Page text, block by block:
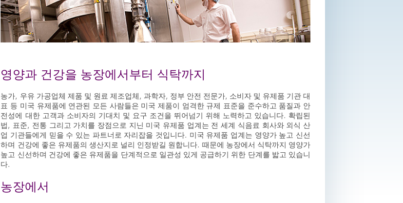
영양과 건강을 농장에서부터 식탁까지
농가, 우유 가공업체 제품 및 원료 제조업체, 과학자, 정부 안전 전문가, 소비자 및 유제품 기관 대
표 등 미국 유제품에 연관된 모든 사람들은 미국 제품이 엄격한 규제 표준을 준수하고 품질과 안
전성에 대한 고객과 소비자의 기대치 및 요구 조건을 뛰어넘기 위해 노력하고 있습니다. 확립된
법, 표준, 전통 그리고 가치를 장점으로 지닌 미국 유제품 업계는 전 세계 식음료 회사와 외식 산
업 기관들에게 믿을 수 있는 파트너로 자리잡을 것입니다. 미국 유제품 업계는 영양가 높고 신선
하며 건강에 좋은 유제품의 생산지로 널리 인정받길 원합니다. 때문에 농장에서 식탁까지 영양가
높고 신선하며 건강에 좋은 유제품을 단계적으로 일관성 있게 공급하기 위한 단계를 밟고 있습니
다.
농장에서